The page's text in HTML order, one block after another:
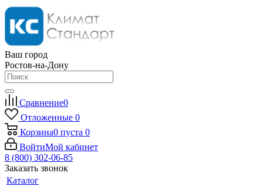
Ваш город
Ростов-на-Дону
Сравнение0
Отложенные 0
Корзина0 пуста 0
ВойтиМой кабинет
8 (800) 302-06-85
Заказать звонок
Каталог